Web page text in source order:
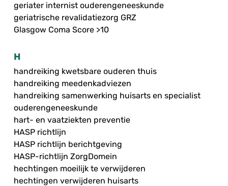
geriater internist ouderengeneeskunde
geriatrische revalidatiezorg GRZ
Glasgow Coma Score >10
H
handreiking kwetsbare ouderen thuis
handreiking meedenkadviezen
handreiking samenwerking huisarts en specialist
ouderengeneeskunde
hart- en vaatziekten preventie
HASP richtlijn
HASP richtlijn berichtgeving
HASP-richtlijn ZorgDomein
hechtingen moeilijk te verwijderen
hechtingen verwijderen huisarts